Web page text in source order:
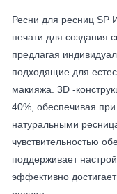
Ресни для ресниц SP
печати для создания
предлагая
подходящие для
макияжа. 3D -
40%, обеспечивая
натуральными
чувствительностью
поддерживает
эффективно